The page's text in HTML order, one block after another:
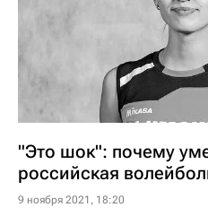
"Это шок": почему
российская
9 ноября 2021, 18:20